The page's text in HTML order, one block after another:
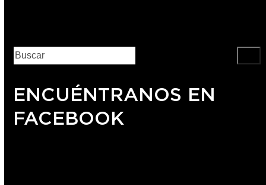
ENCUÉNTRANOS EN
FACEBOOK